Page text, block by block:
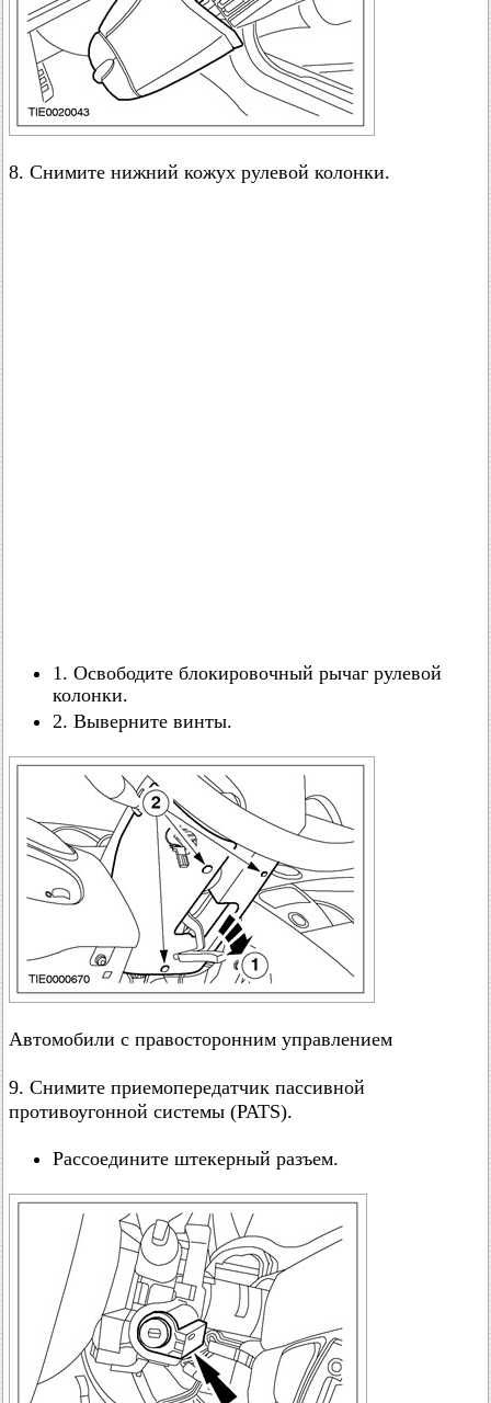
8. Снимите нижний кожух рулевой колонки.
1. Освободите блокировочный рычаг рулевой
колонки.
2. Выверните винты.
Автомобили с правосторонним управлением
9. Снимите приемопередатчик пассивной
противоугонной системы (PATS).
Рассоедините штекерный разъем.